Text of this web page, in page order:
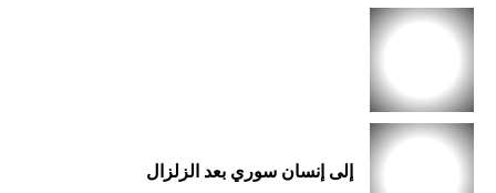
إلى إنسان سوري بعد الزلزال